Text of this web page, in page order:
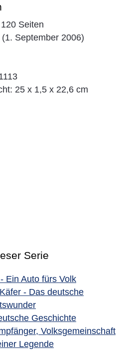
Seiten
September 2006)
25 x 1,5 x 22,6 cm
Bulli
Serie
Ein Auto fürs Volk
- Das deutsche
Geschichte
Volksgemeinschaft
Legende